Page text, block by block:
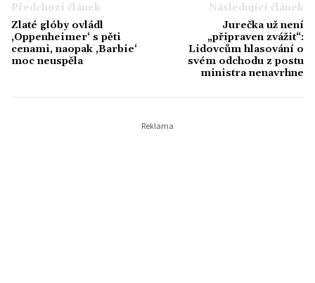
Předchozí článek
Zlaté glóby ovládl
‚Oppenheimer‘ s pěti
cenami, naopak ‚Barbie‘
moc neuspěla
Následující článek
Jurečka už není
„připraven zvážit“:
Lidovcům hlasování o
svém odchodu z postu
ministra nenavrhne